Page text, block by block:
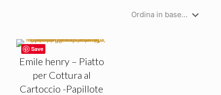
Save
Emile henry – Piatto
per Cottura al
Cartoccio -Papillote